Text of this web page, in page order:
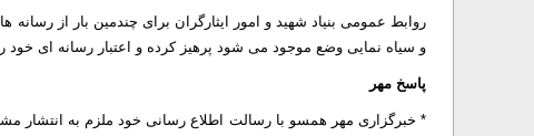
روابط عمومی بنیاد شهید و امور ایثارگران برای چندمین بار از
و سیاه نمایی وضع موجود می شود پرهیز کرده و اعتبار رسانه ای خود
پاسخ مهر
* خبرگزاری مهر همسو با رسالت اطلاع رسانی خود ملزم به انتشار